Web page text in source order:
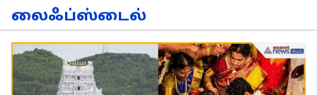
லைஃப்ஸ்டைல்